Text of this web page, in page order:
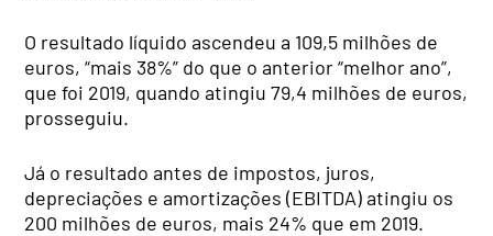
O resultado líquido ascendeu a 109,5 milhões de
euros, “mais 38%” do que o anterior “melhor ano”,
que foi 2019, quando atingiu 79,4 milhões de euros,
prosseguiu.
Já o resultado antes de impostos, juros,
depreciações e amortizações (EBITDA) atingiu os
200 milhões de euros, mais 24% que em 2019.